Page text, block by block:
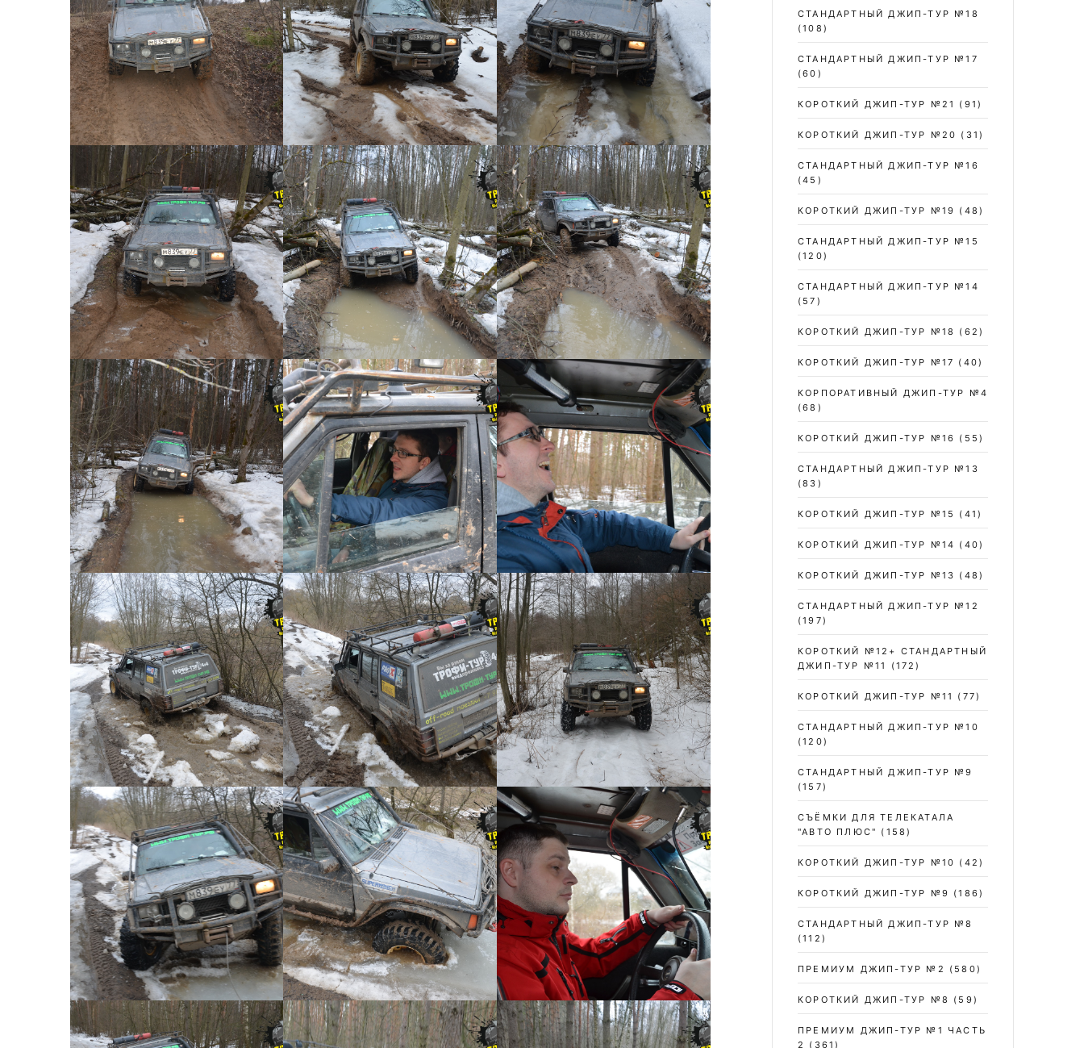
Короткий джип тур №41 -
0030
Короткий джип тур №41 -
0029
Короткий джип тур №41 -
0028
Короткий джип тур №41 -
0027
КОРОТКИЙ ДЖИП ТУР №41
Короткий джип тур №41 -
0026
КОРОТКИЙ ДЖИП ТУР №41
Короткий джип тур №41 -
0025
КОРОТКИЙ ДЖИП ТУР №41
Короткий джип тур №41 -
0024
КОРОТКИЙ ДЖИП ТУР №41
Короткий джип тур №41 -
0023
КОРОТКИЙ ДЖИП ТУР №41
Короткий джип тур №41 -
0022
КОРОТКИЙ ДЖИП ТУР №41
Короткий джип тур №41 -
0021
КОРОТКИЙ ДЖИП ТУР №41
Короткий джип тур №41 -
0020
КОРОТКИЙ ДЖИП ТУР №41
Короткий джип тур №41 -
0019
КОРОТКИЙ ДЖИП ТУР №41
Короткий джип тур №41 -
0018
КОРОТКИЙ ДЖИП ТУР №41
Короткий джип тур №41 -
0017
КОРОТКИЙ ДЖИП ТУР №41
Короткий джип тур №41 -
0016
КОРОТКИЙ ДЖИП ТУР №41
КОРОТКИЙ ДЖИП ТУР №41 КОРОТКИЙ ДЖИП ТУР №41 КОРОТКИЙ ДЖИП ТУР №41
СТАНДАРТНЫЙ ДЖИП-ТУР №18
(108)
СТАНДАРТНЫЙ ДЖИП-ТУР №17
(60)
КОРОТКИЙ ДЖИП-ТУР №21 (91)
КОРОТКИЙ ДЖИП-ТУР №20 (31)
СТАНДАРТНЫЙ ДЖИП-ТУР №16
(45)
КОРОТКИЙ ДЖИП-ТУР №19 (48)
СТАНДАРТНЫЙ ДЖИП-ТУР №15
(120)
СТАНДАРТНЫЙ ДЖИП-ТУР №14
(57)
КОРОТКИЙ ДЖИП-ТУР №18 (62)
КОРОТКИЙ ДЖИП-ТУР №17 (40)
КОРПОРАТИВНЫЙ ДЖИП-ТУР №4
(68)
КОРОТКИЙ ДЖИП-ТУР №16 (55)
СТАНДАРТНЫЙ ДЖИП-ТУР №13
(83)
КОРОТКИЙ ДЖИП-ТУР №15 (41)
КОРОТКИЙ ДЖИП-ТУР №14 (40)
КОРОТКИЙ ДЖИП-ТУР №13 (48)
СТАНДАРТНЫЙ ДЖИП-ТУР №12
(197)
КОРОТКИЙ №12+ СТАНДАРТНЫЙ
ДЖИП-ТУР №11
(172)
КОРОТКИЙ ДЖИП-ТУР №11 (77)
СТАНДАРТНЫЙ ДЖИП-ТУР №10
(120)
СТАНДАРТНЫЙ ДЖИП-ТУР №9
(157)
СЪЁМКИ ДЛЯ ТЕЛЕКАТАЛА
"АВТО ПЛЮС" (158)
КОРОТКИЙ ДЖИП-ТУР №10 (42)
КОРОТКИЙ ДЖИП-ТУР №9 (186)
СТАНДАРТНЫЙ ДЖИП-ТУР №8
(112)
ПРЕМИУМ ДЖИП-ТУР №2 (580)
КОРОТКИЙ ДЖИП-ТУР №8 (59)
ПРЕМИУМ ДЖИП-ТУР №1 ЧАСТЬ
2
(361)